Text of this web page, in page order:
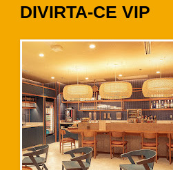
DIVIRTA-CE VIP